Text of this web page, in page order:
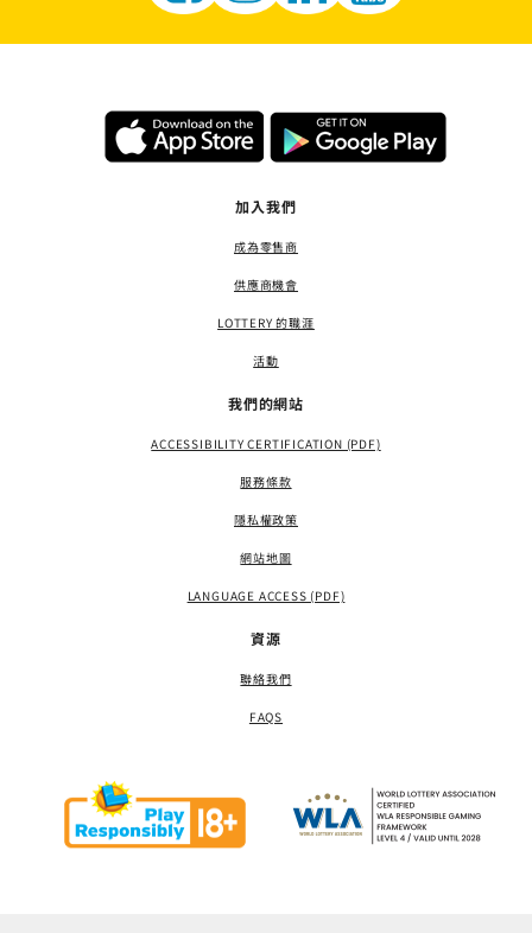
加入我們
成為零售商
供應商機會
LOTTERY 的職涯
活動
我們的網站
ACCESSIBILITY CERTIFICATION (PDF)
服務條款
隱私權政策
網站地圖
LANGUAGE ACCESS (PDF)
資源
聯絡我們
FAQS